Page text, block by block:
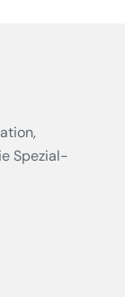
Spezial­